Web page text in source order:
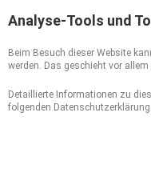
Analyse-Tools und
Beim Besuch dieser Website
werden. Das geschieht vor
Detaillierte Informationen zu
folgenden Datenschutzerklärung.